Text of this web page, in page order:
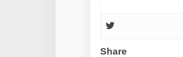
Share